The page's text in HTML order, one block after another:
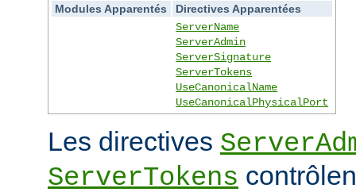
Modules Apparentés
Directives Apparentées
ServerName
ServerAdmin
ServerSignature
ServerTokens
UseCanonicalName
UseCanonicalPhysicalPort
Les directives
ServerTokens